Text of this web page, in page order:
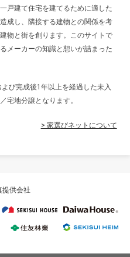
戸建て住宅を建てるために適した
成し、隣接する建物との関係を考
物と街を創ります。このサイトで
メーカーの知識と想いが詰まった
び完成後1年以上を経過した未入
宅地分譲となります。
> 家選びネットについて
提供会社